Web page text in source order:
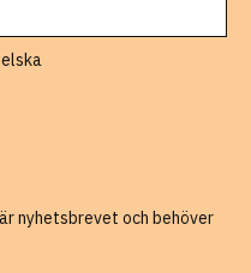
nyhetsbrevet och behöver